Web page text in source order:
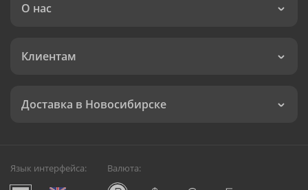
О нас
Клиентам
Доставка в Новосибирске
Язык интерфейса: Валюта: